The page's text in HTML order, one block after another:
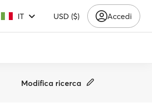
IT USD ($) Accedi
Modifica ricerca